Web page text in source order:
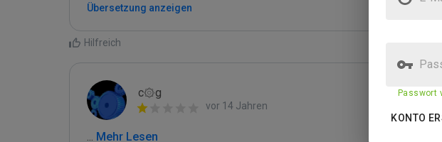
Übersetzung anzeigen
Hilfreich
c۞g
vor 14 Jahren
... Mehr Lesen
Passwort
KONTO